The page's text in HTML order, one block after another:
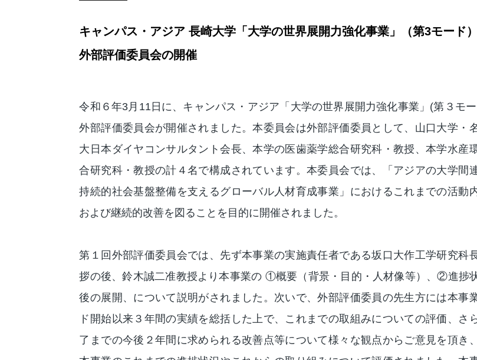
キャンパス・アジア 長崎大学「大学の世界展開力強化事業」（第3モード
外部評価委員会の開催
令和６年3月11日に、キャンパス・アジア「大学の世界展開力強化事業」(第３モ
外部評価委員会が開催されました。本委員会は外部評価委員として、山口大学・
大日本ダイヤコンサルタント会長、本学の医歯薬学総合研究科・教授、本学水産
合研究科・教授の計４名で構成されています。本委員会では、「アジアの大学間
持続的社会基盤整備を支えるグローバル人材育成事業」におけるこれまでの活動
および継続的改善を図ることを目的に開催されました。
第１回外部評価委員会では、先ず本事業の実施責任者である坂口大作工学研究科
拶の後、鈴木誠二准教授より本事業の ①概要（背景・目的・人材像等）、②進捗
後の展開、について説明がされました。次いで、外部評価委員の先生方には本事
ド開始以来３年間の実績を総括した上で、これまでの取組みについての評価、さ
了までの今後２年間に求められる改善点等について様々な観点からご意見を頂き